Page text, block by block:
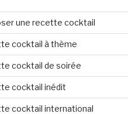
une recette cocktail
cocktail à thème
cocktail de soirée
cocktail inédit
cocktail international